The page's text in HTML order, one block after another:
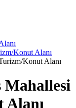
Konut Alanı
Konut Alanı
Mahallesi
Alanı